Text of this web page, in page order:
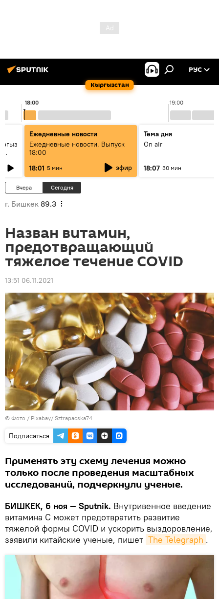
Кыргызстан
РУС
19:00
18:00
Ежедневные новости
Ежедневные новости. Выпуск
18:00
18:01 5 мин эфир
Тема дня
On air
18:07 30 мин
Вчера Сегодня
г. Бишкек 89.3
Назван витамин,
предотвращающий
тяжелое течение COVID
13:51 06.11.2021
© Фото / Pixabay/ Sztrapacska74
Подписаться
Применять эту схему лечения можно
только после проведения масштабных
исследований, подчеркнули ученые.
БИШКЕК, 6 ноя — Sputnik. Внутривенное введение
витамина C может предотвратить развитие
тяжелой формы COVID и ускорить выздоровление,
заявили китайские ученые, пишет The Telegraph .